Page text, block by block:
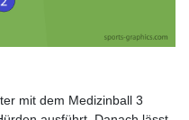
mit dem Medizinball 3